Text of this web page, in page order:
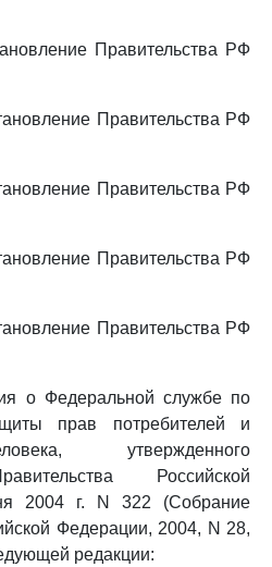
Правительства РФ
Правительства РФ
Правительства РФ
Правительства РФ
Правительства РФ
о Федеральной службе по
прав потребителей и
утвержденного
Российской
2004 г. N 322 (Собрание
Федерации, 2004, N 28,
редакции: